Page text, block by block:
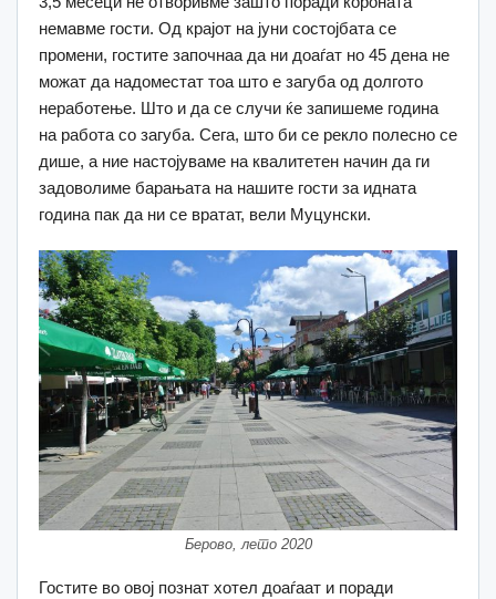
немавме гости. Од крајот на јуни состојбата се
промени, гостите започнаа да ни доаѓат но 45 дена не
можат да надоместат тоа што е загуба од долгото
неработење. Што и да се случи ќе запишеме година
на работа со загуба. Сега, што би се рекло полесно се
дише, а ние настојуваме на квалитетен начин да ги
задоволиме барањата на нашите гости за идната
година пак да ни се вратат, вели Муцунски.
Берово, лето 2020
Гостите во овој познат хотел доаѓаат и поради